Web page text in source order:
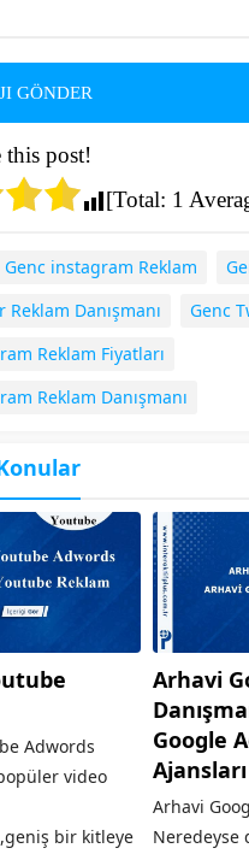
this post!
[Total: 1
Genc instagram Reklam
Reklam Danışmanı
Genc
Reklam Fiyatları
Reklam Danışmanı
Adwords
video
bir kitleye
Arhavi
Google
Ajansları
Arhavi
Neredeyse